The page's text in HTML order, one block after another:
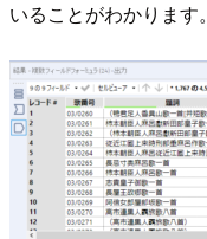
いることがわかります。